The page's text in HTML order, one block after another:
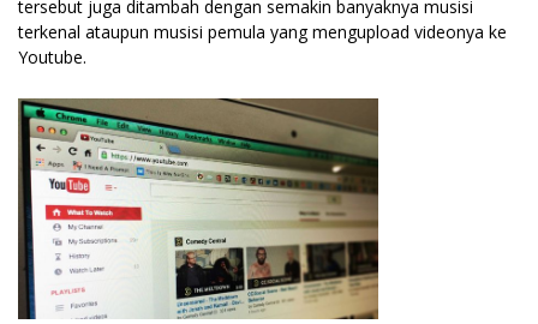
tersebut juga ditambah dengan semakin banyaknya musisi
terkenal ataupun musisi pemula yang mengupload videonya ke
Youtube.